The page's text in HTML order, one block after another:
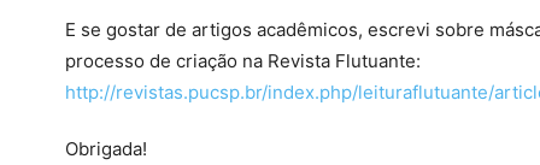
E se gostar de artigos acadêmicos, escrevi sobre
processo de criação na Revista Flutuante:
http://revistas.pucsp.br/index.php/leituraflutuante/
Obrigada!